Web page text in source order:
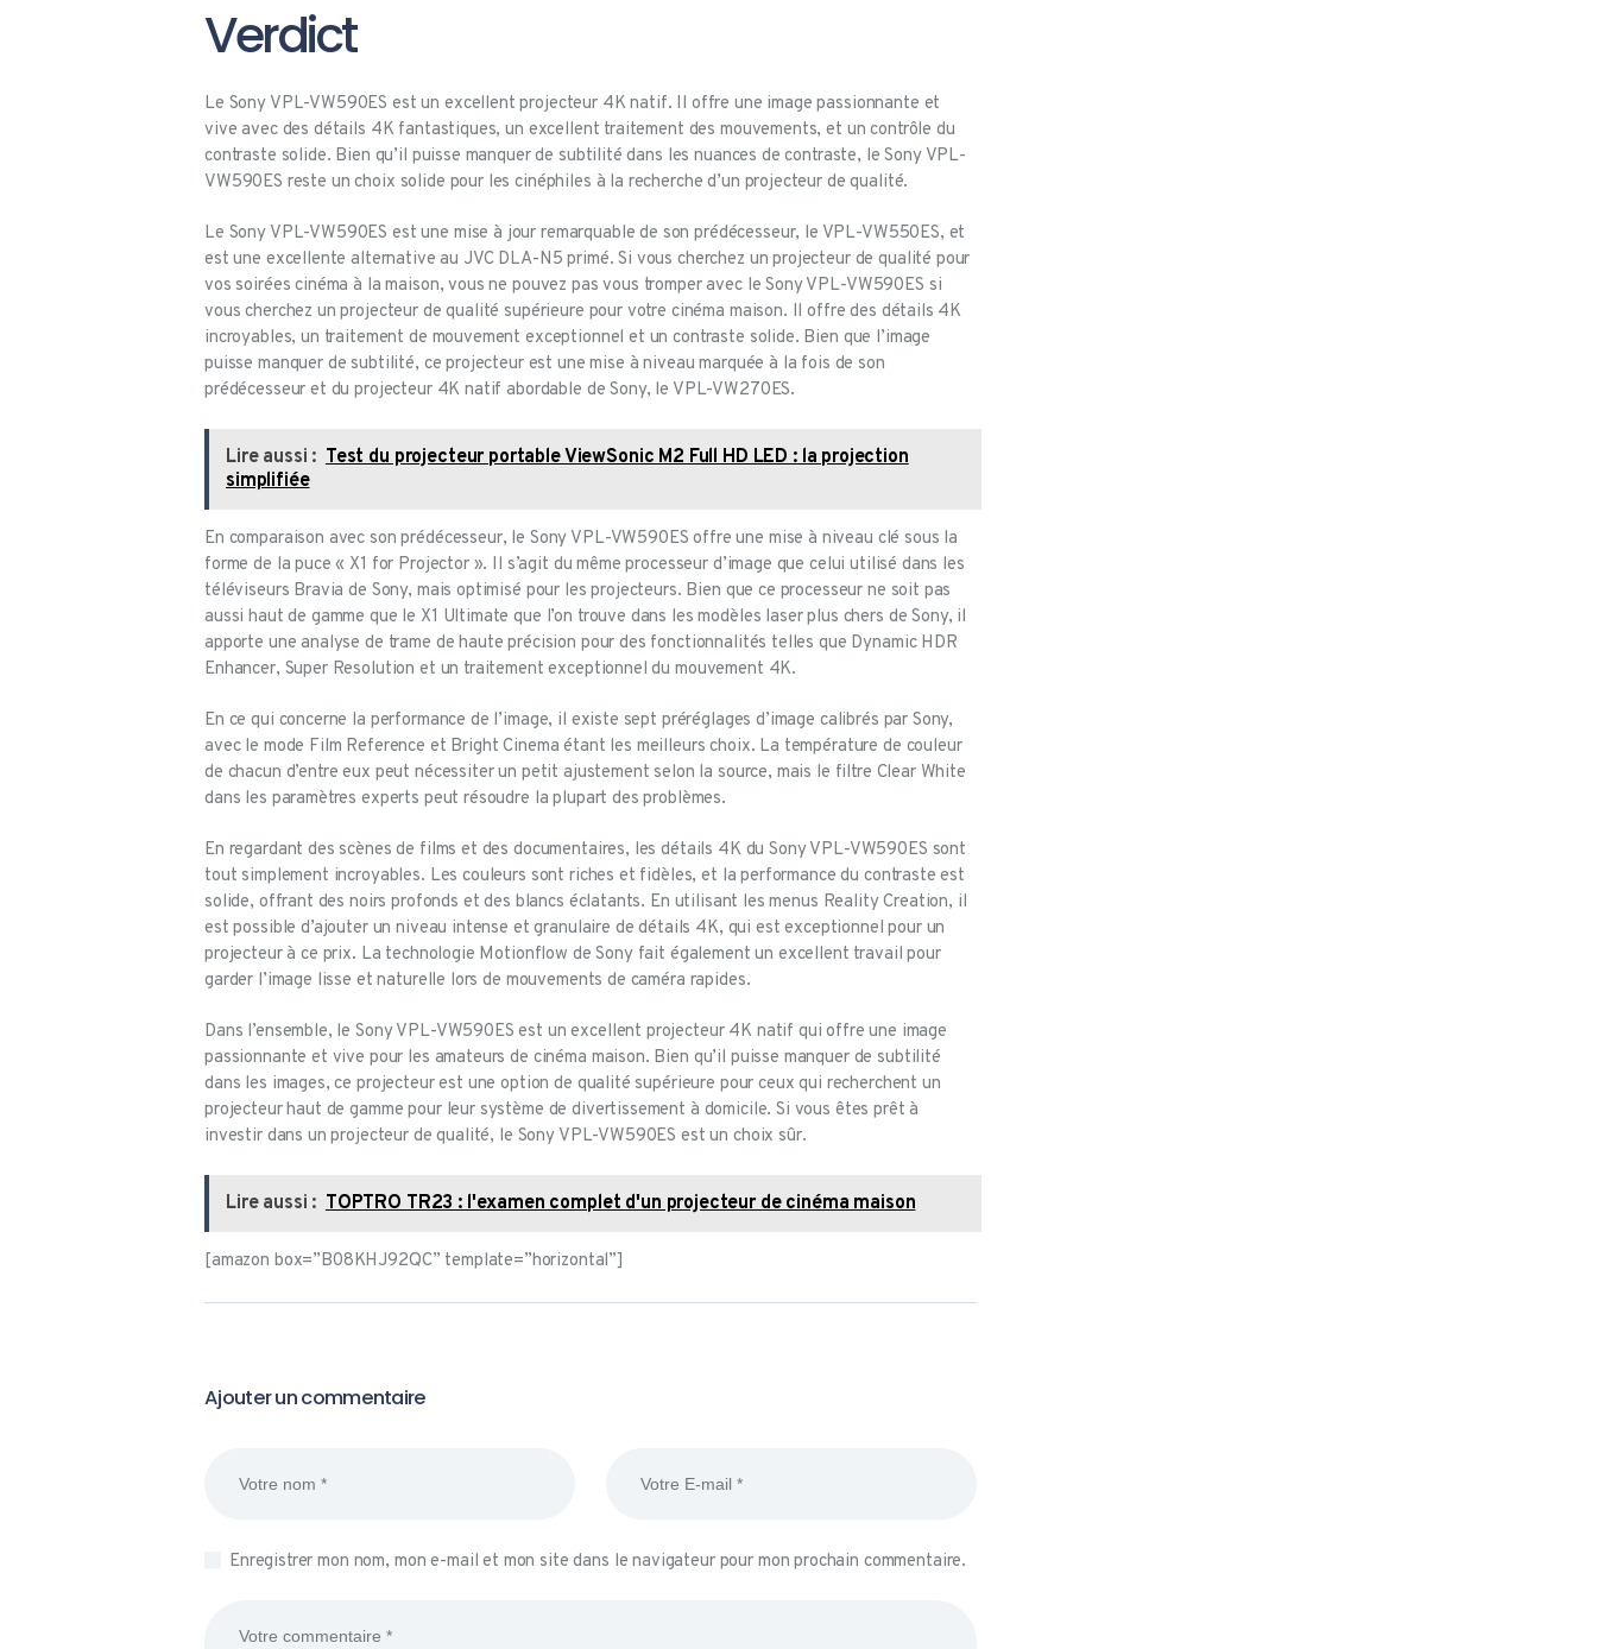
Verdict
Le Sony VPL-VW590ES est un excellent projecteur 4K natif. Il offre une image passionnante et
vive avec des détails 4K fantastiques, un excellent traitement des mouvements, et un contrôle du
contraste solide. Bien qu’il puisse manquer de subtilité dans les nuances de contraste, le Sony VPL-
VW590ES reste un choix solide pour les cinéphiles à la recherche d’un projecteur de qualité.
Le Sony VPL-VW590ES est une mise à jour remarquable de son prédécesseur, le VPL-VW550ES, et
est une excellente alternative au JVC DLA-N5 primé. Si vous cherchez un projecteur de qualité pour
vos soirées cinéma à la maison, vous ne pouvez pas vous tromper avec le Sony VPL-VW590ES si
vous cherchez un projecteur de qualité supérieure pour votre cinéma maison. Il offre des détails 4K
incroyables, un traitement de mouvement exceptionnel et un contraste solide. Bien que l’image
puisse manquer de subtilité, ce projecteur est une mise à niveau marquée à la fois de son
prédécesseur et du projecteur 4K natif abordable de Sony, le VPL-VW270ES.
Lire aussi : Test du projecteur portable ViewSonic M2 Full HD LED : la projection
simplifiée
En comparaison avec son prédécesseur, le Sony VPL-VW590ES offre une mise à niveau clé sous la
forme de la puce « X1 for Projector ». Il s’agit du même processeur d’image que celui utilisé dans les
téléviseurs Bravia de Sony, mais optimisé pour les projecteurs. Bien que ce processeur ne soit pas
aussi haut de gamme que le X1 Ultimate que l’on trouve dans les modèles laser plus chers de Sony, il
apporte une analyse de trame de haute précision pour des fonctionnalités telles que Dynamic HDR
Enhancer, Super Resolution et un traitement exceptionnel du mouvement 4K.
En ce qui concerne la performance de l’image, il existe sept préréglages d’image calibrés par Sony,
avec le mode Film Reference et Bright Cinema étant les meilleurs choix. La température de couleur
de chacun d’entre eux peut nécessiter un petit ajustement selon la source, mais le filtre Clear White
dans les paramètres experts peut résoudre la plupart des problèmes.
En regardant des scènes de films et des documentaires, les détails 4K du Sony VPL-VW590ES sont
tout simplement incroyables. Les couleurs sont riches et fidèles, et la performance du contraste est
solide, offrant des noirs profonds et des blancs éclatants. En utilisant les menus Reality Creation, il
est possible d’ajouter un niveau intense et granulaire de détails 4K, qui est exceptionnel pour un
projecteur à ce prix. La technologie Motionflow de Sony fait également un excellent travail pour
garder l’image lisse et naturelle lors de mouvements de caméra rapides.
Dans l’ensemble, le Sony VPL-VW590ES est un excellent projecteur 4K natif qui offre une image
passionnante et vive pour les amateurs de cinéma maison. Bien qu’il puisse manquer de subtilité
dans les images, ce projecteur est une option de qualité supérieure pour ceux qui recherchent un
projecteur haut de gamme pour leur système de divertissement à domicile. Si vous êtes prêt à
investir dans un projecteur de qualité, le Sony VPL-VW590ES est un choix sûr.
Lire aussi : TOPTRO TR23 : l'examen complet d'un projecteur de cinéma maison
[amazon box=”B08KHJ92QC” template=”horizontal”]
Ajouter un commentaire
Enregistrer mon nom, mon e-mail et mon site dans le navigateur pour mon prochain commentaire.